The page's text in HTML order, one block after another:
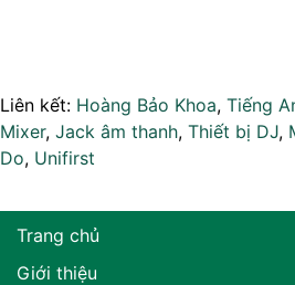
Liên kết: Hoàng Bảo Khoa, Tiếng
Mixer, Jack âm thanh, Thiết bị DJ,
Do, Unifirst
Trang chủ
Giới thiệu